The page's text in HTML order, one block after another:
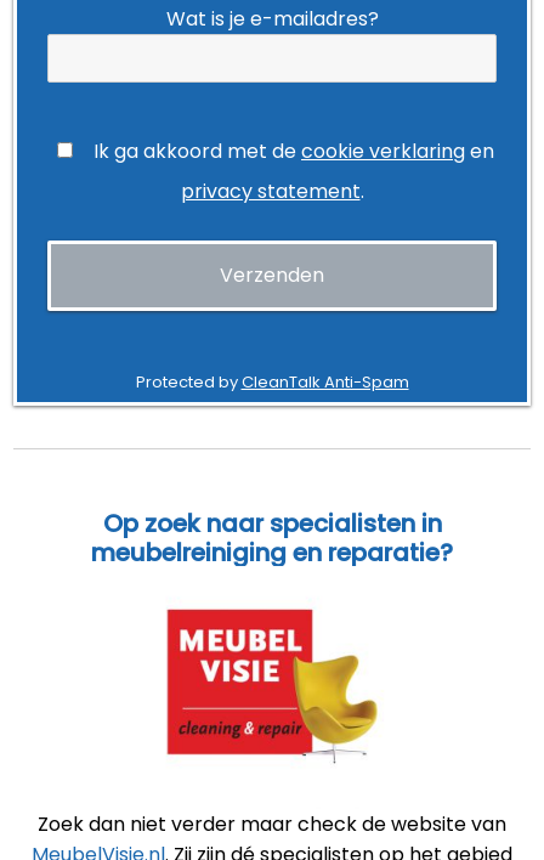
Wat is je e-mailadres?
Ik ga akkoord met decookie verklaringen
privacy statement.
Protected byCleanTalk Anti-Spam
Op zoek naar specialisten in
meubelreiniging en reparatie?
Zoek dan niet verder maar check de website van